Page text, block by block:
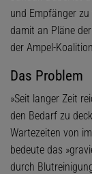
und Empfänger
damit an Pläne
der Ampel-
Das Problem
»Seit langer Zeit
den Bedarf zu
Wartezeiten von
bedeute das
durch